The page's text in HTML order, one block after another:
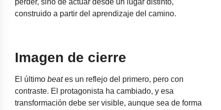
perder, sino de actuar desde un lugar distinto,
construido a partir del aprendizaje del camino.
Imagen de cierre
El último beates un reflejo del primero, pero con
contraste. El protagonista ha cambiado, y esa
transformación debe ser visible, aunque sea de forma